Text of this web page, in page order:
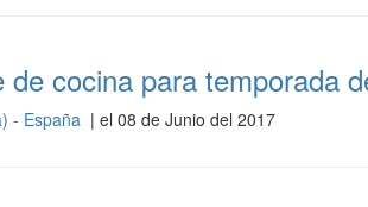
cocina para temporada
- España | el 08 de Junio del 2017